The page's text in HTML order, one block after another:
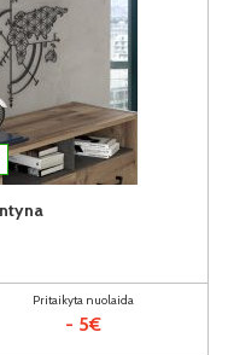
Pritaikyta nuolaida
- 5€